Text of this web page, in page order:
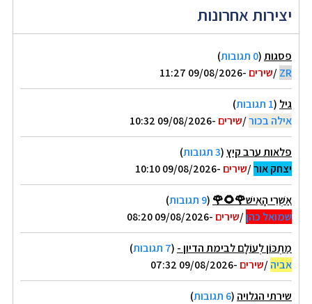
יצירות אחרונות
פסגות(0 תגובות
)
ZR
/שירים -09/08/2026 11:27
גיל (1 תגובות
)
אילה בכור/שירים -09/08/2026 10:32
פלאות ערב קיץ(3 תגובות
)
יצחק אור/שירים -09/08/2026 10:10
אַשְׁרֵי הָאִישׁ🌹🌻🌹 (9 תגובות
)
שמואל כהן/שירים -09/08/2026 08:20
מַתְכּוֹן לְעוֹלָם לבימת הדיון - (7 תגובות
)
אביה/שירים -09/08/2026 07:32
שירתי הגלויה (6 תגובות
)